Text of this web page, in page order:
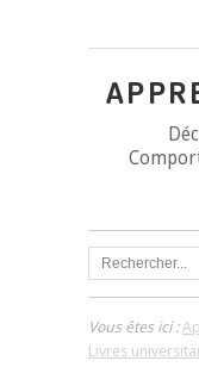
Vous êtes ici :
Livres